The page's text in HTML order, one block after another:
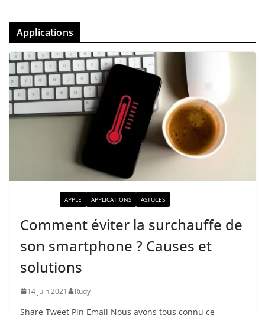
Applications
APPLE APPLICATIONS ASTUCES
Comment éviter la surchauffe de
son smartphone ? Causes et
solutions
14 juin 2021 Rudy
Share Tweet Pin Email Nous avons tous connu ce